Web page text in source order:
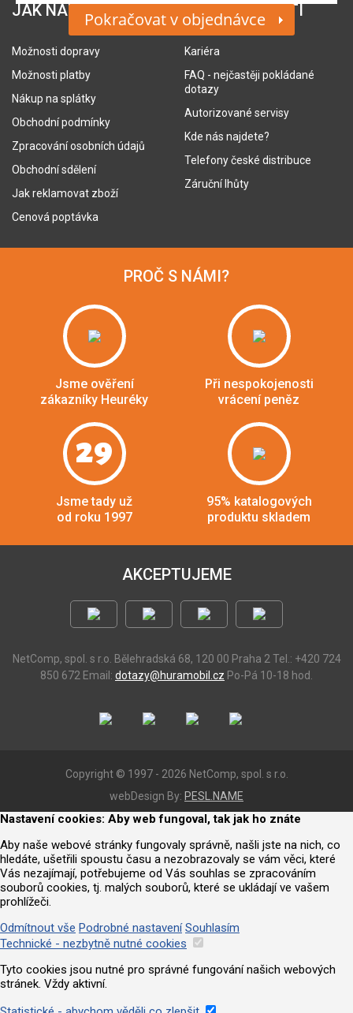
Pokračovat v objednávce
JAK NAKUPOVAT
Možnosti dopravy
Možnosti platby
Nákup na splátky
Obchodní podmínky
Zpracování osobních údajů
Obchodní sdělení
Jak reklamovat zboží
Cenová poptávka
O SPOLEČNOSTI
Kariéra
FAQ - nejčastěji pokládané
dotazy
Autorizované servisy
Kde nás najdete?
Telefony české distribuce
Záruční lhůty
PROČ S NÁMI?
Jsme ověření
zákazníky Heuréky
Při nespokojenosti
vrácení peněz
29
Jsme tady už
od roku 1997
95% katalogových
produktu skladem
AKCEPTUJEME
NetComp, spol. s r.o. Bělehradská 68, 120 00 Praha 2 Tel.: +420 724
850 672 Email: dotazy@huramobil.cz Po-Pá 10-18 hod.
Copyright © 1997 - 2026 NetComp, spol. s r.o.
webDesign By: PESL.NAME
Nastavení cookies: Aby web fungoval, tak jak ho znáte
Aby naše webové stránky fungovaly správně, našli jste na nich, co
hledáte, ušetřili spoustu času a nezobrazovaly se vám věci, které
Vás nezajímají, potřebujeme od Vás souhlas se zpracováním
souborů cookies, tj. malých souborů, které se ukládají ve vašem
prohlížeči.
Odmítnout vše Podrobné nastavení Souhlasím
Technické - nezbytně nutné cookies
Tyto cookies jsou nutné pro správné fungování našich webových
stránek. Vždy aktivní.